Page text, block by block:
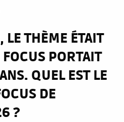
LE THÈME ÉTAIT
FOCUS PORTAIT
QUEL EST LE
DE
?